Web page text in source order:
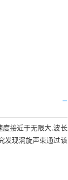
度接近于无限大,波长
发现涡旋声束通过该